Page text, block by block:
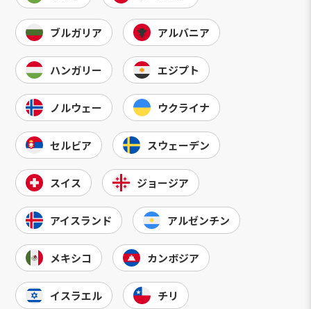
ブルガリア アルバニア
ハンガリー エジプト
ノルウェー ウクライナ
セルビア スウェーデン
スイス ジョージア
アイスランド アルゼンチン
メキシコ カンボジア
イスラエル チリ